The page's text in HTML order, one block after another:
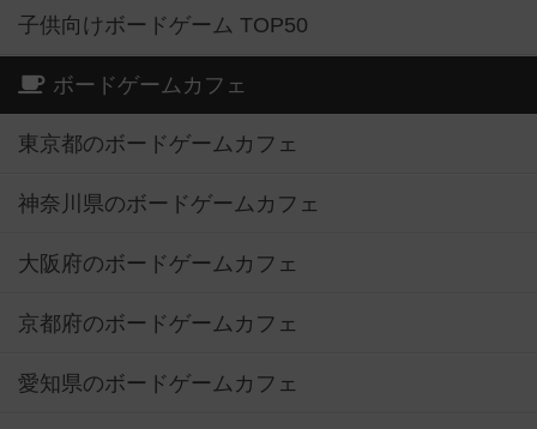
子供向けボードゲーム TOP50
ボードゲームカフェ
東京都のボードゲームカフェ
神奈川県のボードゲームカフェ
大阪府のボードゲームカフェ
京都府のボードゲームカフェ
愛知県のボードゲームカフェ